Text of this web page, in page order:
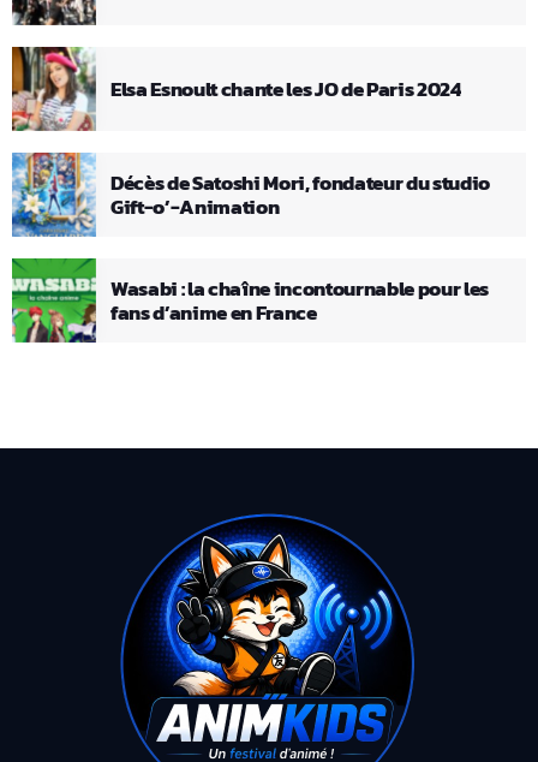
Elsa Esnoult chante les JO de Paris 2024
Décès de Satoshi Mori, fondateur du studio
Gift-o’-Animation
Wasabi : la chaîne incontournable pour les
fans d’anime en France